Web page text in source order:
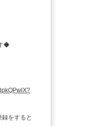
◆
をすると